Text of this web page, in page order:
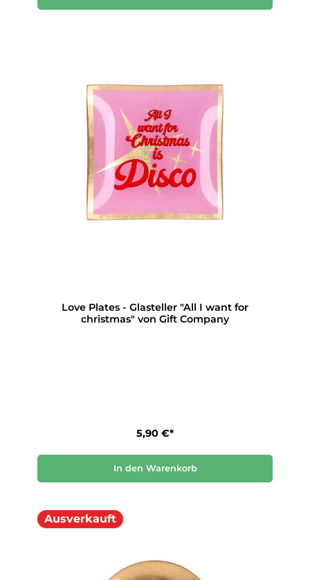
Love Plates - Glasteller "All I want for
christmas" von Gift Company
5,90 €*
In den Warenkorb
Ausverkauft